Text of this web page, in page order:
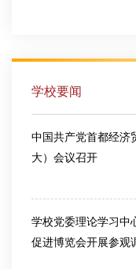
学校要闻
中国共产党首都经济
大）会议召开
学校党委理论学习中
促进博览会开展参观